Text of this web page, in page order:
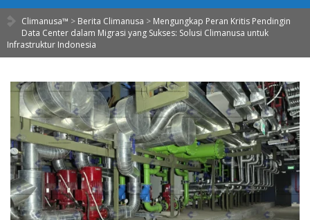
Climanusa™ > Berita Climanusa > Mengungkap Peran Kritis Pendingin
Data Center dalam Migrasi yang Sukses: Solusi Climanusa untuk
Infrastruktur Indonesia